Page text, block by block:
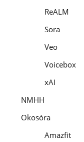
ReALM
Sora
Veo
Voicebox
xAI
NMHH
Okosóra
Amazfit